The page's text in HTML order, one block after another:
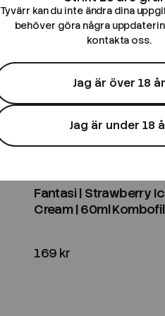
Fantasi | Strawberry
Cream | 60ml
169 kr
Tyvärr kan du inte ändra dina
behöver göra några
kontakta oss.
Jag är över 18 år
Jag är under 18